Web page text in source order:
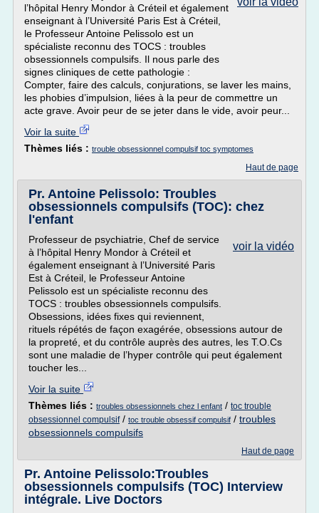
l’hôpital Henry Mondor à Créteil et également
enseignant à l’Université Paris Est à Créteil,
le Professeur Antoine Pelissolo est un
spécialiste reconnu des TOCS : troubles
obsessionnels compulsifs. Il nous parle des
signes cliniques de cette pathologie :
Compter, faire des calculs, conjurations, se laver les mains,
les phobies d’impulsion, liées à la peur de commettre un
acte grave. Avoir peur de se jeter dans le vide, avoir peur...
Voir la suite
Thèmes liés : trouble obsessionnel compulsif toc symptomes
Haut de page
Pr. Antoine Pelissolo: Troubles
obsessionnels compulsifs (TOC): chez
l'enfant
voir la vidéo
Professeur de psychiatrie, Chef de service
à l’hôpital Henry Mondor à Créteil et
également enseignant à l’Université Paris
Est à Créteil, le Professeur Antoine
Pelissolo est un spécialiste reconnu des
TOCS : troubles obsessionnels compulsifs.
Obsessions, idées fixes qui reviennent,
rituels répétés de façon exagérée, obsessions autour de
la propreté, et du contrôle auprès des autres, les T.O.Cs
sont une maladie de l’hyper contrôle qui peut également
toucher les...
Voir la suite
Thèmes liés : troubles obsessionnels chez l enfant / toc trouble
obsessionnel compulsif/ toc trouble obsessif compulsif / troubles
obsessionnels compulsifs
Haut de page
Pr. Antoine Pelissolo:Troubles
obsessionnels compulsifs (TOC) Interview
intégrale. Live Doctors